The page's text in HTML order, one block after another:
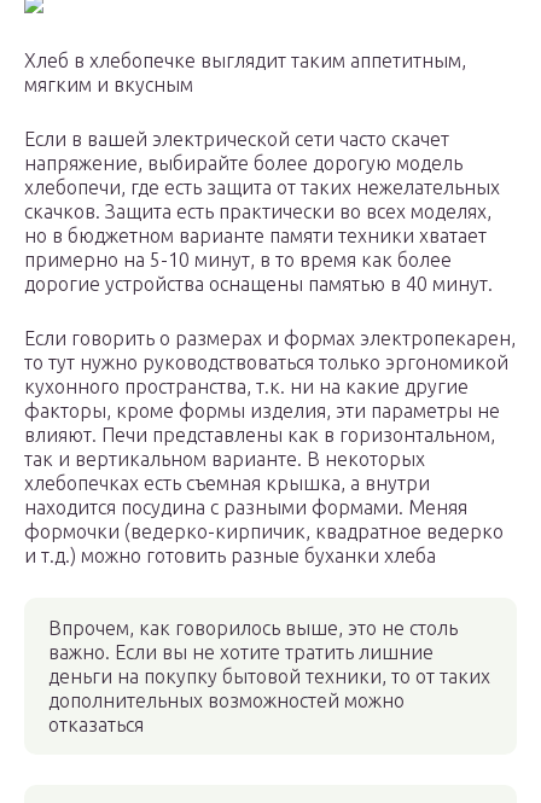
Хлеб в хлебопечке выглядит таким аппетитным,
мягким и вкусным
Если в вашей электрической сети часто скачет
напряжение, выбирайте более дорогую модель
хлебопечи, где есть защита от таких нежелательных
скачков. Защита есть практически во всех моделях,
но в бюджетном варианте памяти техники хватает
примерно на 5-10 минут, в то время как более
дорогие устройства оснащены памятью в 40 минут.
Если говорить о размерах и формах электропекарен,
то тут нужно руководствоваться только эргономикой
кухонного пространства, т.к. ни на какие другие
факторы, кроме формы изделия, эти параметры не
влияют. Печи представлены как в горизонтальном,
так и вертикальном варианте. В некоторых
хлебопечках есть съемная крышка, а внутри
находится посудина с разными формами. Меняя
формочки (ведерко-кирпичик, квадратное ведерко
и т.д.) можно готовить разные буханки хлеба
Впрочем, как говорилось выше, это не столь
важно. Если вы не хотите тратить лишние
деньги на покупку бытовой техники, то от таких
дополнительных возможностей можно
отказаться